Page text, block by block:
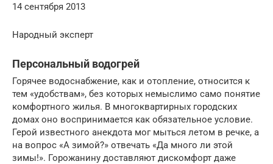
14 сентября 2013
Народный эксперт
Персональный водогрей
Горячее водоснабжение, как и отопление, относится к
тем «удобствам», без которых немыслимо само понятие
комфортного жилья. В многоквартирных городских
домах оно воспринимается как обязательное условие.
Герой известного анекдота мог мыться летом в речке, а
на вопрос «А зимой?» отвечать «Да много ли этой
зимы!». Горожанину доставляют дискомфорт даже